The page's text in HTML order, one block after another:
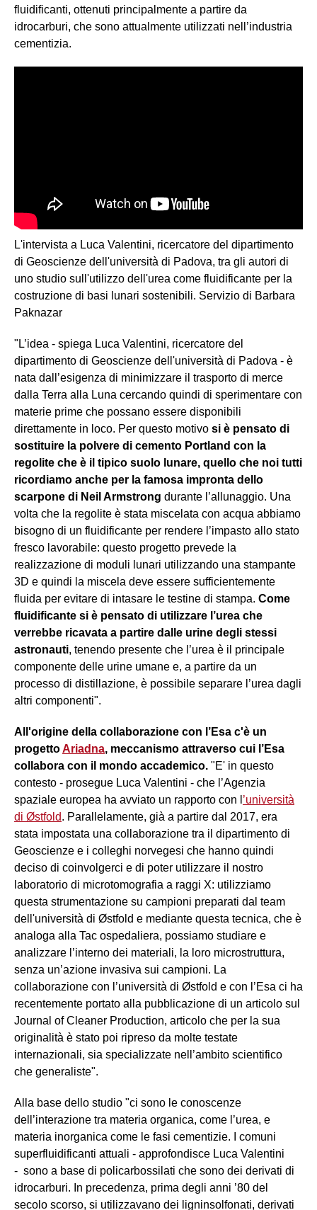
fluidificanti, ottenuti principalmente a partire da
idrocarburi, che sono attualmente utilizzati nell’industria
cementizia.
L'intervista a Luca Valentini, ricercatore del dipartimento
di Geoscienze dell'università di Padova, tra gli autori di
uno studio sull'utilizzo dell'urea come fluidificante per la
costruzione di basi lunari sostenibili. Servizio di Barbara
Paknazar
"L’idea - spiega Luca Valentini, ricercatore del
dipartimento di Geoscienze dell'università di Padova - è
nata dall’esigenza di minimizzare il trasporto di merce
dalla Terra alla Luna cercando quindi di sperimentare con
materie prime che possano essere disponibili
direttamente in loco. Per questo motivo si è pensato di
sostituire la polvere di cemento Portland con la
regolite che è il tipico suolo lunare, quello che noi tutti
ricordiamo anche per la famosa impronta dello
scarpone di Neil Armstrong durante l’allunaggio. Una
volta che la regolite è stata miscelata con acqua abbiamo
bisogno di un fluidificante per rendere l’impasto allo stato
fresco lavorabile: questo progetto prevede la
realizzazione di moduli lunari utilizzando una stampante
3D e quindi la miscela deve essere sufficientemente
fluida per evitare di intasare le testine di stampa. Come
fluidificante si è pensato di utilizzare l’urea che
verrebbe ricavata a partire dalle urine degli stessi
astronauti, tenendo presente che l’urea è il principale
componente delle urine umane e, a partire da un
processo di distillazione, è possibile separare l’urea dagli
altri componenti".
All'origine della collaborazione con l’Esa c'è un
progettoAriadna, meccanismo attraverso cui l’Esa
collabora con il mondo accademico. "E' in questo
contesto - prosegue Luca Valentini - che l’Agenzia
spaziale europea ha avviato un rapporto con l ’università
di Østfold. Parallelamente, già a partire dal 2017, era
stata impostata una collaborazione tra il dipartimento di
Geoscienze e i colleghi norvegesi che hanno quindi
deciso di coinvolgerci e di poter utilizzare il nostro
laboratorio di microtomografia a raggi X: utilizziamo
questa strumentazione su campioni preparati dal team
dell'università di Østfold e mediante questa tecnica, che è
analoga alla Tac ospedaliera, possiamo studiare e
analizzare l’interno dei materiali, la loro microstruttura,
senza un’azione invasiva sui campioni. La
collaborazione con l’università di Østfold e con l’Esa ci ha
recentemente portato alla pubblicazione di un articolo sul
Journal of Cleaner Production, articolo che per la sua
originalità è stato poi ripreso da molte testate
internazionali, sia specializzate nell’ambito scientifico
che generaliste".
Alla base dello studio "ci sono le conoscenze
dell’interazione tra materia organica, come l’urea, e
materia inorganica come le fasi cementizie. I comuni
superfluidificanti attuali - approfondisce Luca Valentini
- sono a base di policarbossilati che sono dei derivati di
idrocarburi. In precedenza, prima degli anni ’80 del
secolo scorso, si utilizzavano dei ligninsolfonati, derivati